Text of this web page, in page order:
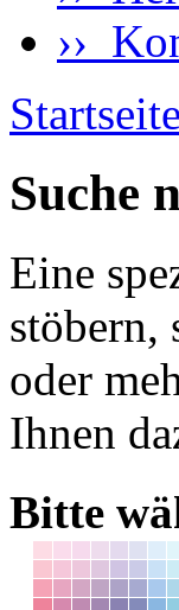
››
Startseite
Suche
Eine
stöbern,
oder
Ihnen
Bitte